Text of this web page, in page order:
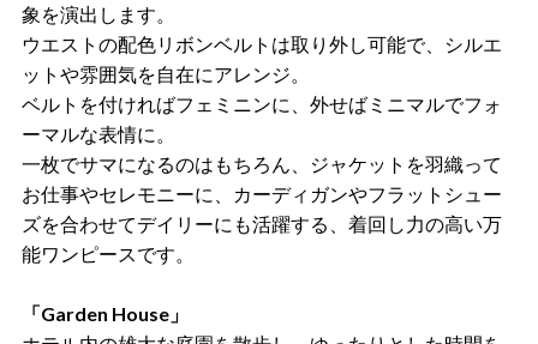
象を演出します。
ウエストの配色リボンベルトは取り外し可能で、シルエ
ットや雰囲気を自在にアレンジ。
ベルトを付ければフェミニンに、外せばミニマルでフォ
ーマルな表情に。
一枚でサマになるのはもちろん、ジャケットを羽織って
お仕事やセレモニーに、カーディガンやフラットシュー
ズを合わせてデイリーにも活躍する、着回し力の高い万
能ワンピースです。
「Garden House」